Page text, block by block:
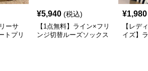
ーサ
トプリ
¥5,940 (税込)
【1点無料】ライン×フリ
ンジ切替ルーズソックス
¥1,980
【レデ
イズ】